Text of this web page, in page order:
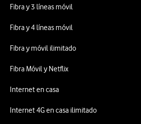
Fibra y 3 líneas móvil
Fibra y 4 líneas móvil
Fibra y móvil ilimitado
Fibra Móvil y Netflix
Internet en casa
Internet 4G en casa ilimitado